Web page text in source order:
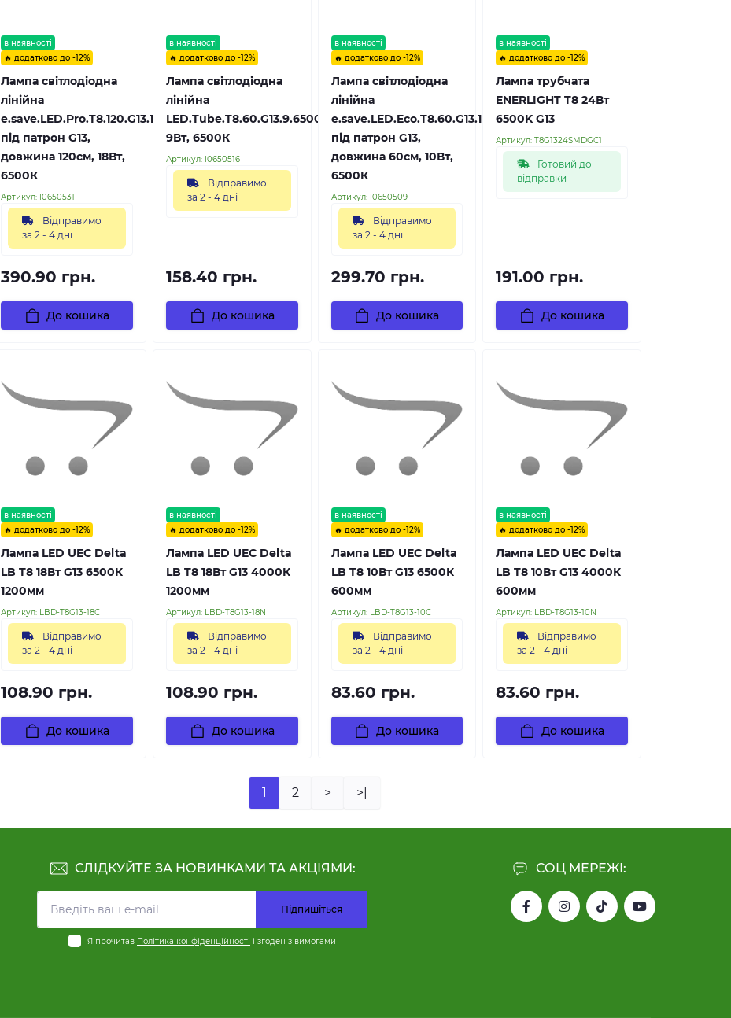
в наявності
🔥 додатково до -12%
Лампа світлодіодна
лінійна
e.save.LED.Pro.T8.120.G13.18.6500,
під патрон G13,
довжина 120см, 18Вт,
6500К
Артикул: l0650531
Відправимо
за 2 - 4 дні
390.90 грн.
До кошика
в наявності
🔥 додатково до -12%
Лампа світлодіодна
лінійна
LED.Tube.T8.60.G13.9.6500.Glass,
9Вт, 6500К
Артикул: l0650516
Відправимо
за 2 - 4 дні
158.40 грн.
До кошика
в наявності
🔥 додатково до -12%
Лампа світлодіодна
лінійна
e.save.LED.Eco.T8.60.G13.10.6500,
під патрон G13,
довжина 60см, 10Вт,
6500К
Артикул: l0650509
Відправимо
за 2 - 4 дні
299.70 грн.
До кошика
в наявності
🔥 додатково до -12%
Лампа трубчата
ENERLIGHT T8 24Вт
6500K G13
Артикул:T8G1324SMDGC1
Готовий до
відправки
191.00 грн.
До кошика
в наявності
🔥 додатково до -12%
Лампа LED UEC Delta
LB T8 18Вт G13 6500К
1200мм
Артикул: LBD-T8G13-18C
Відправимо
за 2 - 4 дні
108.90 грн.
До кошика
в наявності
🔥 додатково до -12%
Лампа LED UEC Delta
LB T8 18Вт G13 4000К
1200мм
Артикул: LBD-T8G13-18N
Відправимо
за 2 - 4 дні
108.90 грн.
До кошика
в наявності
🔥 додатково до -12%
Лампа LED UEC Delta
LB T8 10Вт G13 6500К
600мм
Артикул: LBD-T8G13-10C
Відправимо
за 2 - 4 дні
83.60 грн.
До кошика
в наявності
🔥 додатково до -12%
Лампа LED UEC Delta
LB T8 10Вт G13 4000К
600мм
Артикул: LBD-T8G13-10N
Відправимо
за 2 - 4 дні
83.60 грн.
До кошика
1 2 > >|
СОЦ МЕРЕЖІ:
СЛІДКУЙТЕ ЗА НОВИНКАМИ ТА АКЦІЯМИ:
Підпишіться
Я прочитав Політика конфіденційності і згоден з вимогами